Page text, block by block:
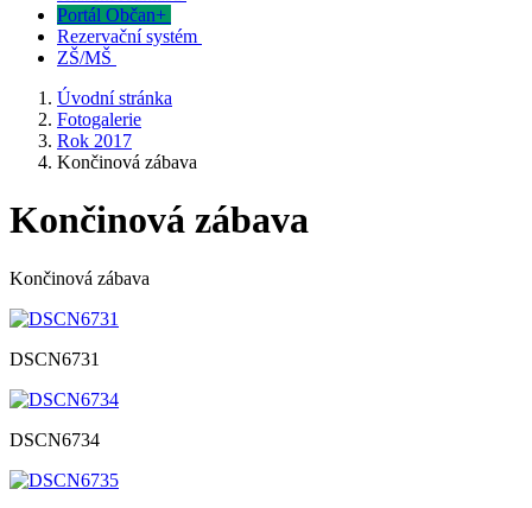
Portál Občan+
Rezervační systém
ZŠ/MŠ
Úvodní stránka
Fotogalerie
Rok 2017
Končinová zábava
Končinová zábava
Končinová zábava
DSCN6731
DSCN6734